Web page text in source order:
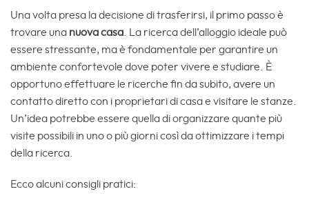
Una volta presa la decisione di trasferirsi, il primo passo è
trovare una nuova casa . La ricerca dell’alloggio ideale può
essere stressante, ma è fondamentale per garantire un
ambiente confortevole dove poter vivere e studiare. È
opportuno effettuare le ricerche fin da subito, avere un
contatto diretto con i proprietari di casa e visitare le stanze.
Un’idea potrebbe essere quella di organizzare quante più
visite possibili in uno o più giorni così da ottimizzare i tempi
della ricerca.
Ecco alcuni consigli pratici: